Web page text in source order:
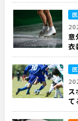
意
衣
ス
て